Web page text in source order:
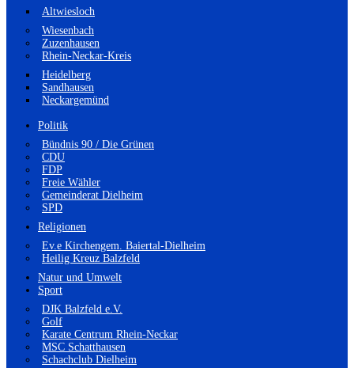
Altwiesloch
Wiesenbach
Zuzenhausen
Rhein-Neckar-Kreis
Heidelberg
Sandhausen
Neckargemünd
Politik
Bündnis 90 / Die Grünen
CDU
FDP
Freie Wähler
Gemeinderat Dielheim
SPD
Religionen
Ev.e Kirchengem. Baiertal-Dielheim
Heilig Kreuz Balzfeld
Natur und Umwelt
Sport
DJK Balzfeld e.V.
Golf
Karate Centrum Rhein-Neckar
MSC Schatthausen
Schachclub Dielheim